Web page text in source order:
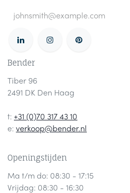
Bender
Tiber 96
2491 DK Den Haag
t: +31 (0)70 317 43 10
e: verkoop@bender.nl
Openingstijden
Ma t/m do: 08:30 - 17:15
Vrijdag: 08:30 - 16:30